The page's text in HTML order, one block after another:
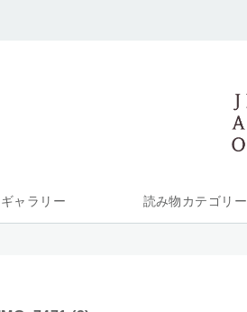
ャラリー 読み物カテゴリー